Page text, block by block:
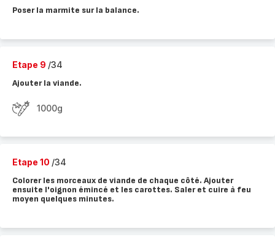
Poser la marmite sur la balance.
Etape 9 /34
Ajouter la viande.
1000g
Etape 10 /34
Colorer les morceaux de viande de chaque côté. Ajouter
ensuite l'oignon émincé et les carottes. Saler et cuire à feu
moyen quelques minutes.